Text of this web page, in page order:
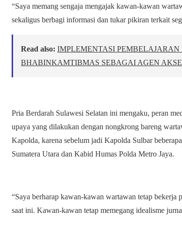
“Saya memang sengaja mengajak kawan-kawan
sekaligus berbagi informasi dan tukar pikiran terkait
Read also: IMPLEMENTASI
BHABINKAMTIBMAS SEBAGAI AGEN
Pria Berdarah Sulawesi Selatan ini mengaku, peran
upaya yang dilakukan dengan nongkrong bareng
Kapolda, karena sebelum jadi Kapolda Sulbar
Sumatera Utara dan Kabid Humas Polda Metro Jaya.
“Saya berharap kawan-kawan wartawan tetap
saat ini. Kawan-kawan tetap memegang idealisme